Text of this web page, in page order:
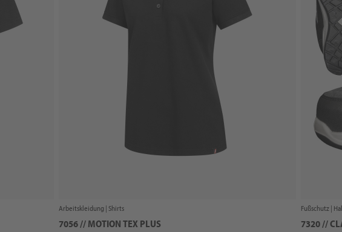
Arbeitskleidung | Shirts
7056 // MOTION TEX PLUS
Fußschutz |
7320 //